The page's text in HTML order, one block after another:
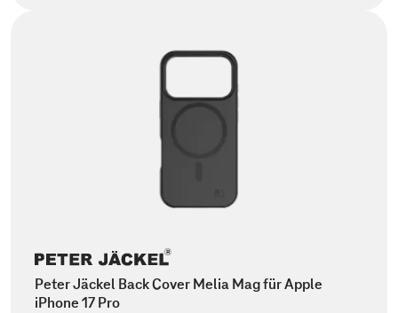
Peter Jäckel Back Cover Melia Mag für Apple
iPhone 17 Pro